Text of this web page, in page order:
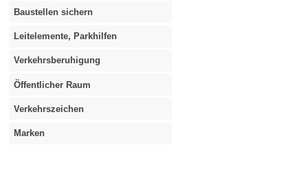
Baustellen sichern
Leitelemente, Parkhilfen
Verkehrsberuhigung
Öffentlicher Raum
Verkehrszeichen
Marken